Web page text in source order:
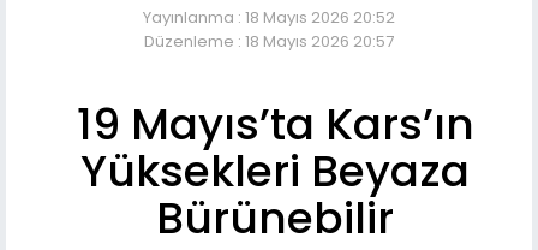
Yayınlanma : 18 Mayıs 2026 20:52
Düzenleme : 18 Mayıs 2026 20:57
19 Mayıs’ta Kars’ın
Yüksekleri Beyaza
Bürünebilir